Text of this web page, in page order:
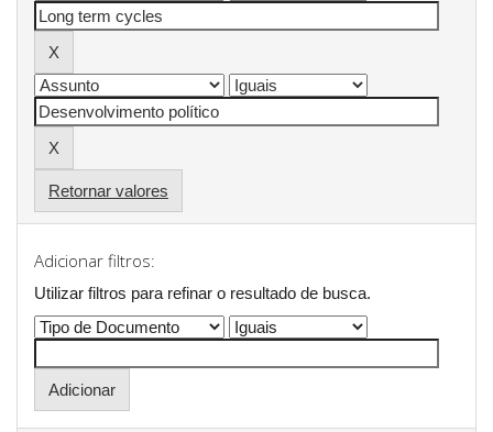
Retornar valores
Adicionar filtros:
Utilizar filtros para refinar o resultado de busca.